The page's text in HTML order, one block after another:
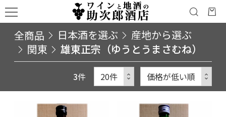
全商品 日本酒を選ぶ
産地から選ぶ
関東
雄東正宗（ゆうとうまさむね）
3件